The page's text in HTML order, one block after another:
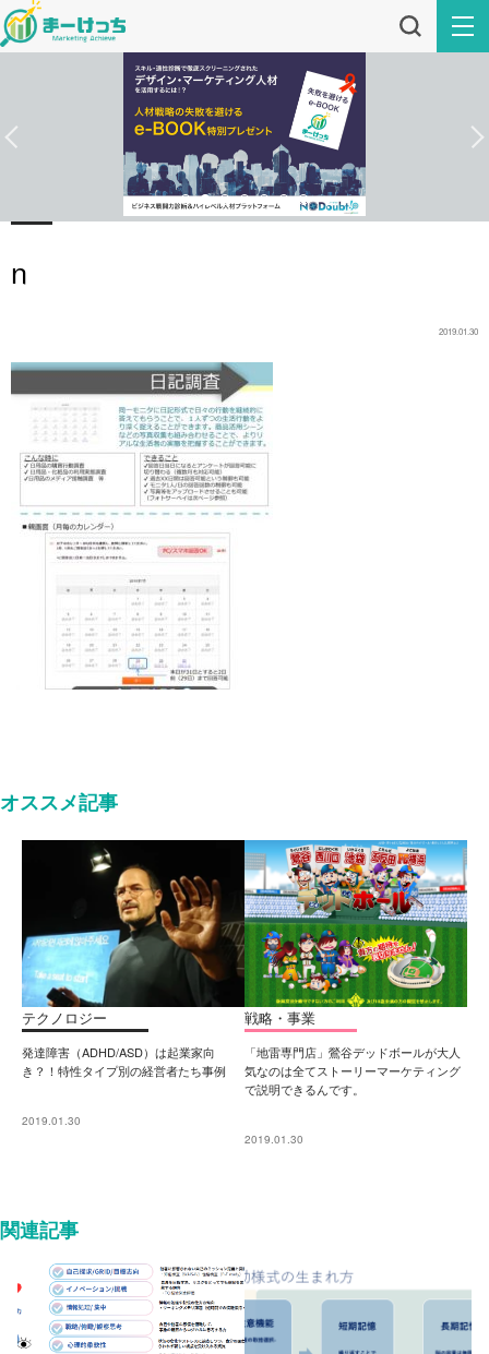
n
2019.01.30
オススメ記事
テクノロジー
発達障害（ADHD/ASD）は起業家向
き？！特性タイプ別の経営者たち事例
2019.01.30
戦略・事業
「地雷専門店」鶯谷デッドボールが大人
気なのは全てストーリーマーケティング
で説明できるんです。
2019.01.30
関連記事